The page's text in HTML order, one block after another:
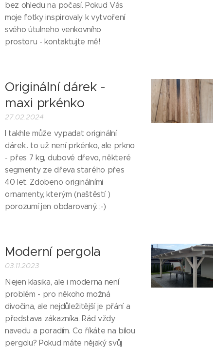
bez ohledu na počasí. Pokud Vás
moje fotky inspirovaly k vytvoření
svého útulneho venkovního
prostoru - kontaktujte mě!
Originální dárek -
maxi prkénko
27.02.2024
I takhle může vypadat originální
dárek.. to už není prkénko, ale prkno
- přes 7 kg, dubové dřevo, některé
segmenty ze dřeva starého přes
40 let. Zdobeno originálními
ornamenty, kterým (naštěstí )
porozumí jen obdarovaný. ;-)
Moderní pergola
03.11.2023
Nejen klasika, ale i moderna není
problém - pro někoho možná
divočina, ale nejdůležitější je přání a
představa zákazníka. Rád vždy
navedu a poradím. Co říkáte na bílou
pergolu? Pokud máte nějaký svůj